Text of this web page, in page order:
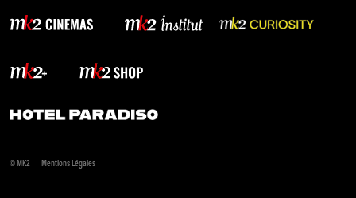
© MK2 Mentions Légales